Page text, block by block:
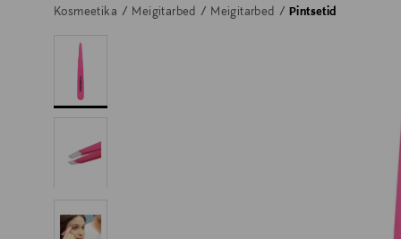
Kosmeetika Meigitarbed Meigitarbed Pintsetid